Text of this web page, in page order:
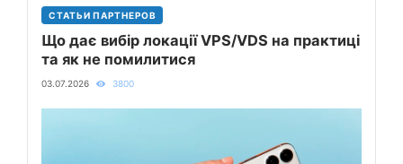
СТАТЬИ ПАРТНЕРОВ
Що дає вибір локації VPS/VDS на практиці
та як не помилитися
03.07.2026 3800